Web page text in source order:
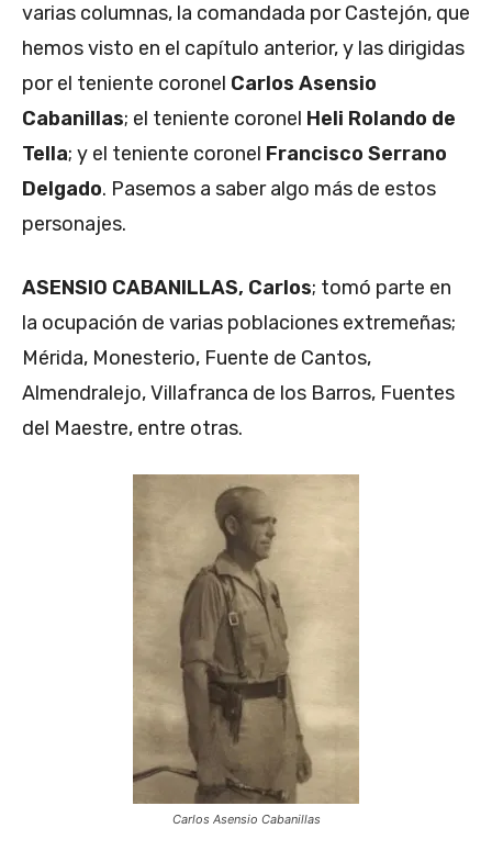
varias columnas, la comandada por Castejón, que
hemos visto en el capítulo anterior, y las dirigidas
por el teniente coronel Carlos Asensio
Cabanillas; el teniente coronel Heli Rolando de
Tella; y el teniente coronel Francisco Serrano
Delgado. Pasemos a saber algo más de estos
personajes.
ASENSIO CABANILLAS, Carlos; tomó parte en
la ocupación de varias poblaciones extremeñas;
Mérida, Monesterio, Fuente de Cantos,
Almendralejo, Villafranca de los Barros, Fuentes
del Maestre, entre otras.
Carlos Asensio Cabanillas